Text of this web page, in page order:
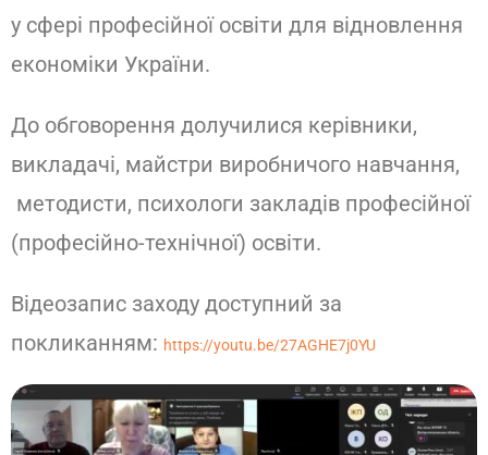
у сфері професійної освіти для відновлення
економіки України.
До обговорення долучилися керівники,
викладачі, майстри виробничого навчання,
методисти, психологи закладів професійної
(професійно-технічної) освіти.
Відеозапис заходу доступний за
покликанням: https://youtu.be/27AGHE7j0YU